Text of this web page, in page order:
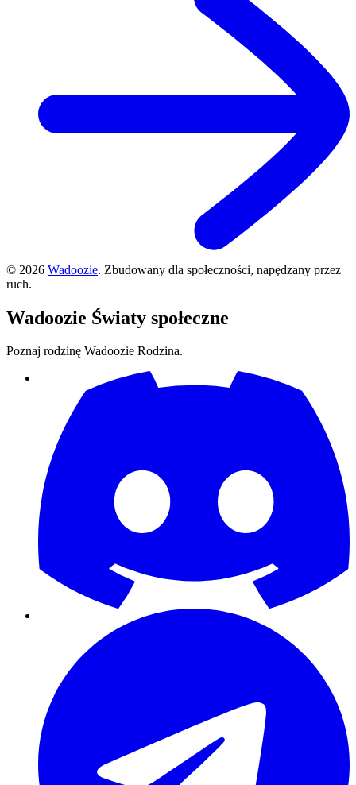
© 2026 Wadoozie. Zbudowany dla społeczności, napędzany przez
ruch.
Wadoozie Światy społeczne
Poznaj rodzinę Wadoozie Rodzina.